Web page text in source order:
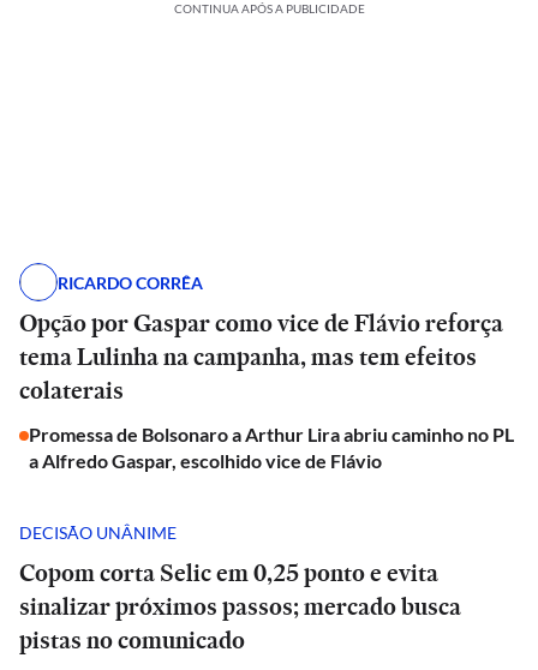
CONTINUA APÓS A PUBLICIDADE
RICARDO CORRÊA
Opção por Gaspar como vice de Flávio reforça
tema Lulinha na campanha, mas tem efeitos
colaterais
Promessa de Bolsonaro a Arthur Lira abriu caminho no PL
a Alfredo Gaspar, escolhido vice de Flávio
DECISÃO UNÂNIME
Copom corta Selic em 0,25 ponto e evita
sinalizar próximos passos; mercado busca
pistas no comunicado